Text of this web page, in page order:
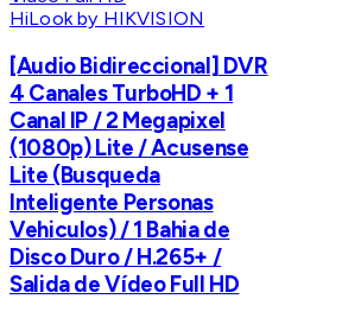
HiLook by HIKVISION
[Audio Bidireccional] DVR
4 Canales TurboHD + 1
Canal IP / 2 Megapixel
(1080p) Lite / Acusense
Lite (Busqueda
Inteligente Personas
Vehiculos) / 1 Bahia de
Disco Duro / H.265+ /
Salida de Vídeo Full HD